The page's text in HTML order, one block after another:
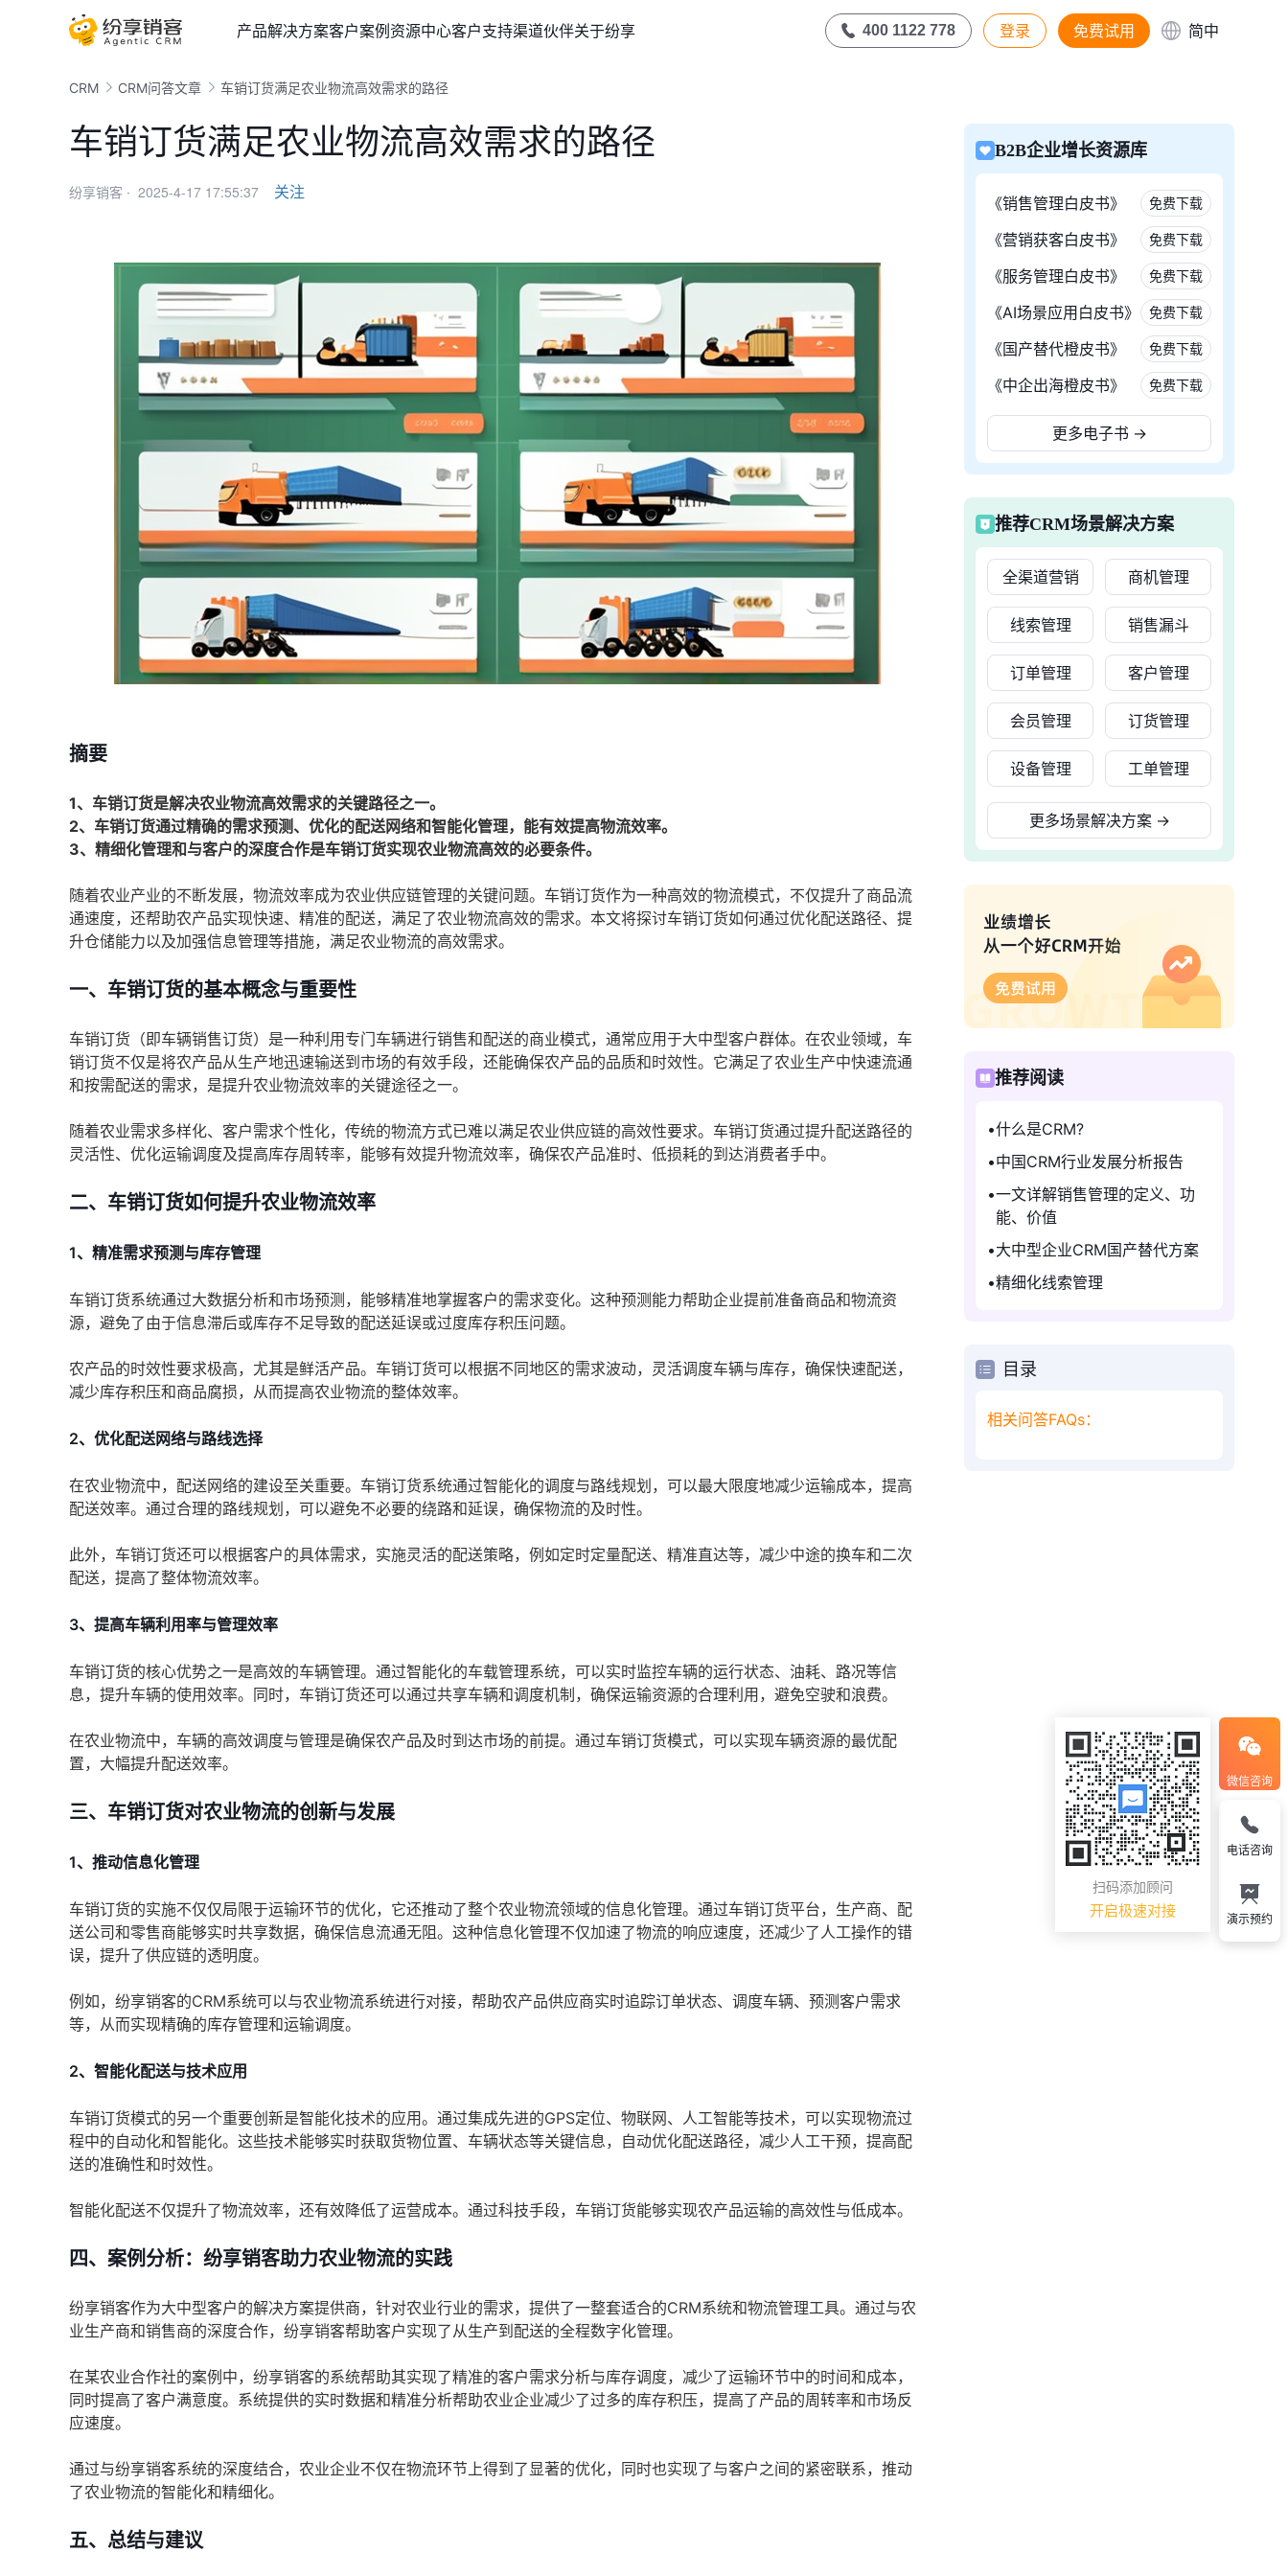
产品解决方案客户案例资源中心客户支持渠道伙伴关于纷享 400 1122 778 登录 免费试用 简中
CRM CRM问答文章 车销订货满足农业物流高效需求的路径
车销订货满足农业物流高效需求的路径
纷享销客 · 2025-4-17 17:55:37 关注
摘要
1、车销订货是解决农业物流高效需求的关键路径之一。
2、车销订货通过精确的需求预测、优化的配送网络和智能化管理，能有效提高物流效率。
3、精细化管理和与客户的深度合作是车销订货实现农业物流高效的必要条件。
随着农业产业的不断发展，物流效率成为农业供应链管理的关键问题。车销订货作为一种高效的物流模式，不仅提升了商品流
通速度，还帮助农产品实现快速、精准的配送，满足了农业物流高效的需求。本文将探讨车销订货如何通过优化配送路径、提
升仓储能力以及加强信息管理等措施，满足农业物流的高效需求。
一、车销订货的基本概念与重要性
车销订货（即车辆销售订货）是一种利用专门车辆进行销售和配送的商业模式，通常应用于大中型客户群体。在农业领域，车
销订货不仅是将农产品从生产地迅速输送到市场的有效手段，还能确保农产品的品质和时效性。它满足了农业生产中快速流通
和按需配送的需求，是提升农业物流效率的关键途径之一。
随着农业需求多样化、客户需求个性化，传统的物流方式已难以满足农业供应链的高效性要求。车销订货通过提升配送路径的
灵活性、优化运输调度及提高库存周转率，能够有效提升物流效率，确保农产品准时、低损耗的到达消费者手中。
二、车销订货如何提升农业物流效率
1、精准需求预测与库存管理
车销订货系统通过大数据分析和市场预测，能够精准地掌握客户的需求变化。这种预测能力帮助企业提前准备商品和物流资
源，避免了由于信息滞后或库存不足导致的配送延误或过度库存积压问题。
农产品的时效性要求极高，尤其是鲜活产品。车销订货可以根据不同地区的需求波动，灵活调度车辆与库存，确保快速配送，
减少库存积压和商品腐损，从而提高农业物流的整体效率。
2、优化配送网络与路线选择
在农业物流中，配送网络的建设至关重要。车销订货系统通过智能化的调度与路线规划，可以最大限度地减少运输成本，提高
配送效率。通过合理的路线规划，可以避免不必要的绕路和延误，确保物流的及时性。
此外，车销订货还可以根据客户的具体需求，实施灵活的配送策略，例如定时定量配送、精准直达等，减少中途的换车和二次
配送，提高了整体物流效率。
3、提高车辆利用率与管理效率
车销订货的核心优势之一是高效的车辆管理。通过智能化的车载管理系统，可以实时监控车辆的运行状态、油耗、路况等信
息，提升车辆的使用效率。同时，车销订货还可以通过共享车辆和调度机制，确保运输资源的合理利用，避免空驶和浪费。
在农业物流中，车辆的高效调度与管理是确保农产品及时到达市场的前提。通过车销订货模式，可以实现车辆资源的最优配
置，大幅提升配送效率。
三、车销订货对农业物流的创新与发展
1、推动信息化管理
车销订货的实施不仅仅局限于运输环节的优化，它还推动了整个农业物流领域的信息化管理。通过车销订货平台，生产商、配
送公司和零售商能够实时共享数据，确保信息流通无阻。这种信息化管理不仅加速了物流的响应速度，还减少了人工操作的错
误，提升了供应链的透明度。
例如，纷享销客的CRM系统可以与农业物流系统进行对接，帮助农产品供应商实时追踪订单状态、调度车辆、预测客户需求
等，从而实现精确的库存管理和运输调度。
2、智能化配送与技术应用
车销订货模式的另一个重要创新是智能化技术的应用。通过集成先进的GPS定位、物联网、人工智能等技术，可以实现物流过
程中的自动化和智能化。这些技术能够实时获取货物位置、车辆状态等关键信息，自动优化配送路径，减少人工干预，提高配
送的准确性和时效性。
智能化配送不仅提升了物流效率，还有效降低了运营成本。通过科技手段，车销订货能够实现农产品运输的高效性与低成本。
四、案例分析：纷享销客助力农业物流的实践
纷享销客作为大中型客户的解决方案提供商，针对农业行业的需求，提供了一整套适合的CRM系统和物流管理工具。通过与农
业生产商和销售商的深度合作，纷享销客帮助客户实现了从生产到配送的全程数字化管理。
在某农业合作社的案例中，纷享销客的系统帮助其实现了精准的客户需求分析与库存调度，减少了运输环节中的时间和成本，
同时提高了客户满意度。系统提供的实时数据和精准分析帮助农业企业减少了过多的库存积压，提高了产品的周转率和市场反
应速度。
通过与纷享销客系统的深度结合，农业企业不仅在物流环节上得到了显著的优化，同时也实现了与客户之间的紧密联系，推动
了农业物流的智能化和精细化。
五、总结与建议
B2B企业增长资源库
《销售管理白皮书》 免费下载
《营销获客白皮书》 免费下载
《服务管理白皮书》 免费下载
《AI场景应用白皮书》 免费下载
《国产替代橙皮书》 免费下载
《中企出海橙皮书》 免费下载
更多电子书 →
推荐CRM场景解决方案
全渠道营销 商机管理
线索管理 销售漏斗
订单管理 客户管理
会员管理 订货管理
设备管理 工单管理
更多场景解决方案 →
推荐阅读
什么是CRM?
中国CRM行业发展分析报告
一文详解销售管理的定义、功
能、价值
大中型企业CRM国产替代方案
精细化线索管理
目录
相关问答FAQs：
微信咨询
扫码添加顾问
开启极速对接
电话咨询
演示预约